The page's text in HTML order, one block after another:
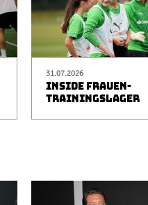
31.07.2026
INSIDE FRAUEN-
TRAININGSLAGER